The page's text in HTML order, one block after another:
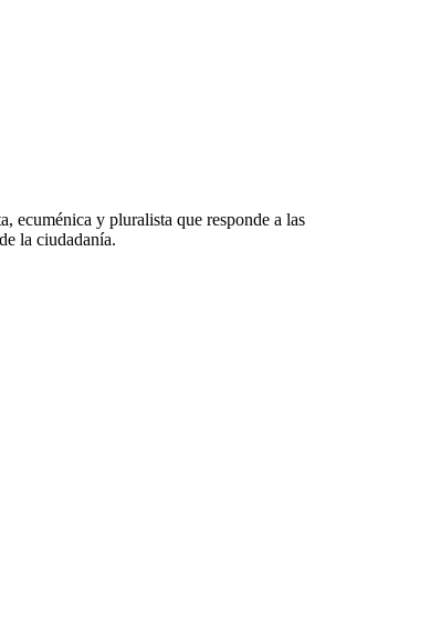
ecuménica y pluralista que responde a las
la ciudadanía.